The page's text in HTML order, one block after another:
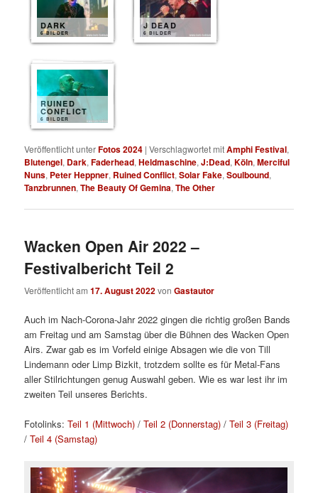
DARK
6 BILDER
J DEAD
6 BILDER
RUINED
CONFLICT
6 BILDER
Veröffentlicht unterFotos 2024 |Verschlagwortet mitAmphi Festival,
Blutengel, Dark,Faderhead,Heldmaschine,J:Dead,Köln,Merciful
Nuns, Peter Heppner, Ruined Conflict,Solar Fake,Soulbound,
Tanzbrunnen,The Beauty Of Gemina,The Other
Wacken Open Air 2022 –
Festivalbericht Teil 2
Veröffentlicht am17. August 2022vonGastautor
Auch im Nach-Corona-Jahr 2022 gingen die richtig großen Bands
am Freitag und am Samstag über die Bühnen des Wacken Open
Airs. Zwar gab es im Vorfeld einige Absagen wie die von Till
Lindemann oder Limp Bizkit, trotzdem sollte es für Metal-Fans
aller Stilrichtungen genug Auswahl geben. Wie es war lest ihr im
zweiten Teil unseres Berichts.
Fotolinks:Teil 1 (Mittwoch) /Teil 2 (Donnerstag) /Teil 3 (Freitag)
/Teil 4 (Samstag)